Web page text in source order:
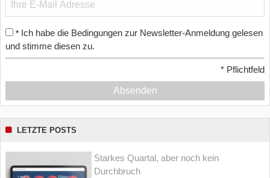
* Ich habe die Bedingungen zur Newsletter-Anmeldung gelesen
und stimme diesen zu.
* Pflichtfeld
Absenden
LETZTE POSTS
Starkes Quartal, aber noch kein
Durchbruch